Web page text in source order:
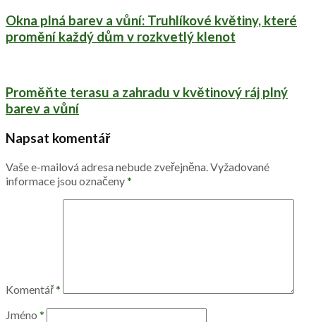
Okna plná barev a vůní: Truhlíkové květiny, které
promění každý dům v rozkvetlý klenot
Proměňte terasu a zahradu v květinový ráj plný
barev a vůní
Napsat komentář
Vaše e-mailová adresa nebude zveřejněna. Vyžadované
informace jsou označeny*
Komentář*
Jméno *